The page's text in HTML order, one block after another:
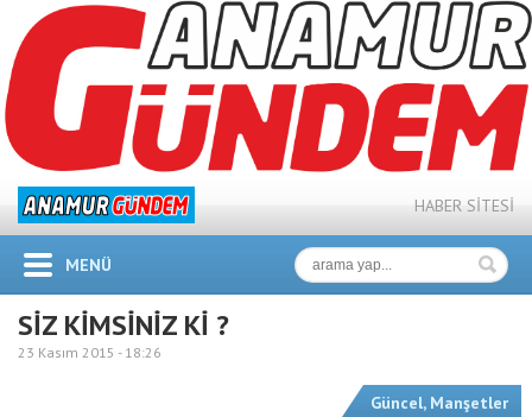
HABER SİTESİ
MENÜ
SİZ KİMSİNİZ Kİ ?
23 Kasım 2015 - 18:26
Güncel, Manşetler